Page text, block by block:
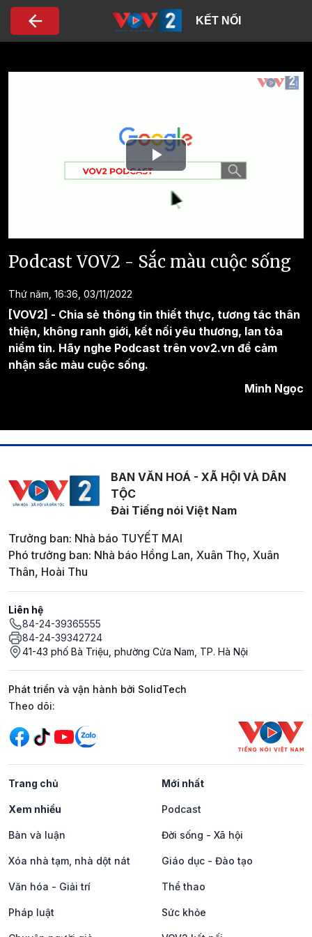
Nhảy đến nội dung
KẾT NỐI
Play
Video
Podcast VOV2 - Sắc màu cuộc sống
Thứ năm, 16:36, 03/11/2022
[VOV2] - Chia sẻ thông tin thiết thực, tương tác thân
thiện, không ranh giới, kết nối yêu thương, lan tỏa
niềm tin. Hãy nghe Podcast trên vov2.vn để cảm
nhận sắc màu cuộc sống.
Minh Ngọc
BAN VĂN HOÁ - XÃ HỘI VÀ DÂN
TỘC
Đài Tiếng nói Việt Nam
Trưởng ban: Nhà báo TUYẾT MAI
Phó trưởng ban: Nhà báo Hồng Lan, Xuân Thọ, Xuân
Thân, Hoài Thu
Liên hệ
84-24-39365555
84-24-39342724
41-43 phố Bà Triệu, phường Cửa Nam, TP. Hà Nội
Phát triển và vận hành bởi SolidTech
Mạng xã hội
Theo dõi:
Trang chủ Mới nhất
Xem nhiều Podcast
Bàn và luận Đời sống - Xã hội
Xóa nhà tạm, nhà dột nát Giáo dục - Đào tạo
Văn hóa - Giải trí Thể thao
Pháp luật Sức khỏe